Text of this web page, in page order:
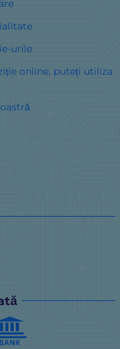
urile
online, puteți utiliza